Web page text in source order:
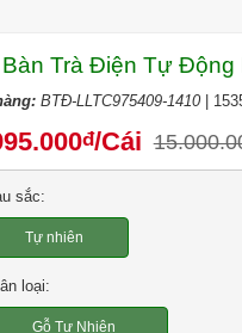
Trà Điện Tự
BTĐ-LLTC975409-1410|
đ/Cái
sắc:
Tự nhiên
loại:
Gỗ Tự Nhiên